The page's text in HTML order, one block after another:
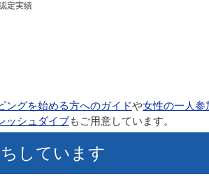
定実績
ングを始める方へのガイドや女性の一人参
ッシュダイブもご用意しています。
しています